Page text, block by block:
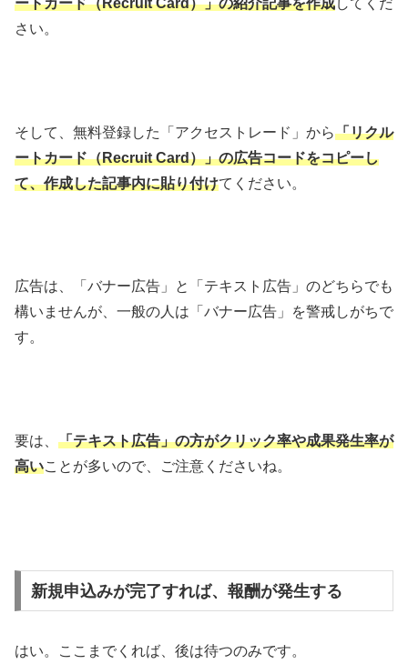
ートカード（Recruit Card）」の紹介記事を作成してくだ
さい。
そして、無料登録した「アクセストレード」から「リクル
ートカード（Recruit Card）」の広告コードをコピーし
て、作成した記事内に貼り付けてください。
広告は、「バナー広告」と「テキスト広告」のどちらでも
構いませんが、一般の人は「バナー広告」を警戒しがちで
す。
要は、 「テキスト広告」の方がクリック率や成果発生率が
高いことが多いので、ご注意くださいね。
新規申込みが完了すれば、報酬が発生する
はい。ここまでくれば、後は待つのみです。